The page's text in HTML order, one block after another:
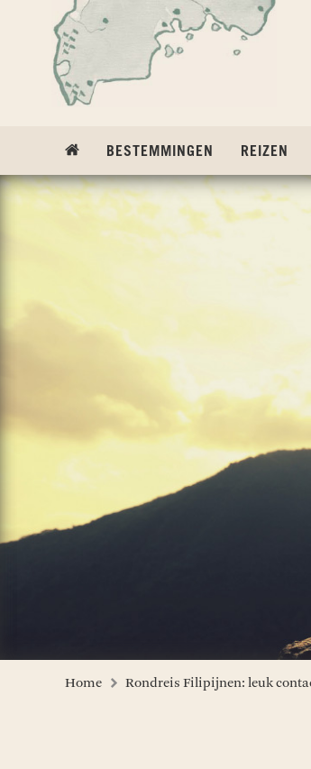
Ga naar inhoud
BESTEMMINGEN REIZEN
Home Rondreis Filipijnen: leuk